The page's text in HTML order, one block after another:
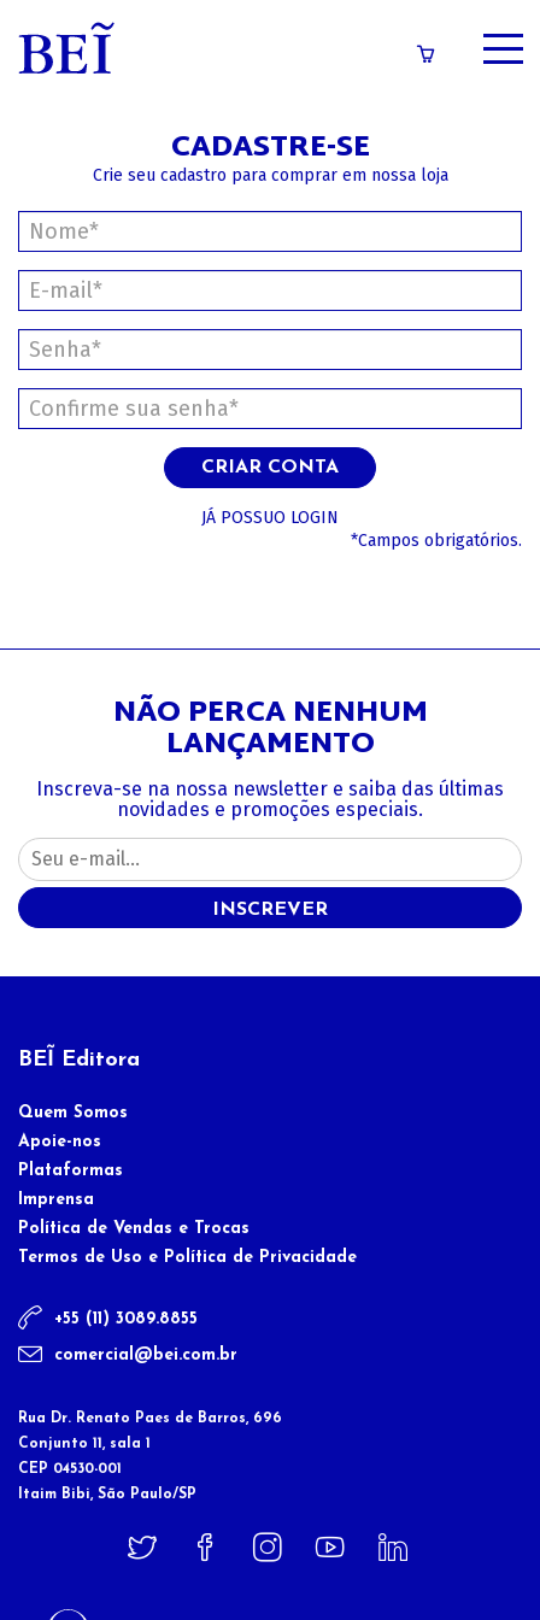
CONTEÚDOS
IMPRENSA
CADASTRE-SE
Crie seu cadastro para comprar em nossa loja
CRIAR CONTA
JÁ POSSUO LOGIN
*Campos obrigatórios.
NÃO PERCA NENHUM
LANÇAMENTO
Inscreva-se na nossa newsletter e saiba das últimas
novidades e promoções especiais.
INSCREVER
BEĨ Editora
Quem Somos
Apoie-nos
Plataformas
Imprensa
Política de Vendas e Trocas
Termos de Uso e Política de Privacidade
+55 (11) 3089.8855
comercial@bei.com.br
Rua Dr. Renato Paes de Barros, 696
Conjunto 11, sala 1
CEP 04530-001
Itaim Bibi, São Paulo/SP